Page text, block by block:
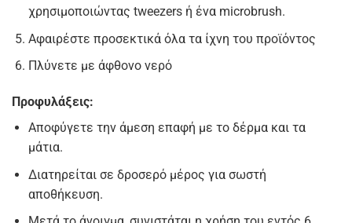
χρησιμοποιώντας tweezers ή ένα microbrush.
Αφαιρέστε προσεκτικά όλα τα ίχνη του προϊόντος
Πλύνετε με άφθονο νερό
Προφυλάξεις:
Αποφύγετε την άμεση επαφή με το δέρμα και τα
μάτια.
Διατηρείται σε δροσερό μέρος για σωστή
αποθήκευση.